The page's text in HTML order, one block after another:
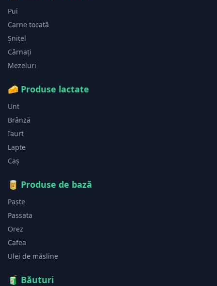
Pui
Carne tocată
Șnițel
Cârnați
Mezeluri
🧀 Produse lactate
Unt
Brânză
Iaurt
Lapte
Caș
🥫 Produse de bază
Paste
Passata
Orez
Cafea
Ulei de măsline
🧃 Băuturi